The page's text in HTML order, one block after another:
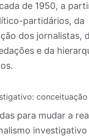
de 1950, a
partidários, da
dos jornalistas,
e da
conceituação
para mudar a
investigativo